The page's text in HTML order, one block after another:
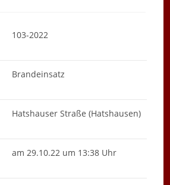
103-2022
Brandeinsatz
Hatshauser Straße (Hatshausen)
am 29.10.22 um 13:38 Uhr